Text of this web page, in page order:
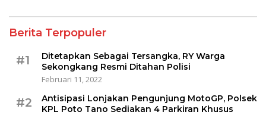
Berita Terpopuler
#1
Ditetapkan Sebagai Tersangka, RY Warga
Sekongkang Resmi Ditahan Polisi
Februari 11, 2022
#2
Antisipasi Lonjakan Pengunjung MotoGP, Polsek
KPL Poto Tano Sediakan 4 Parkiran Khusus